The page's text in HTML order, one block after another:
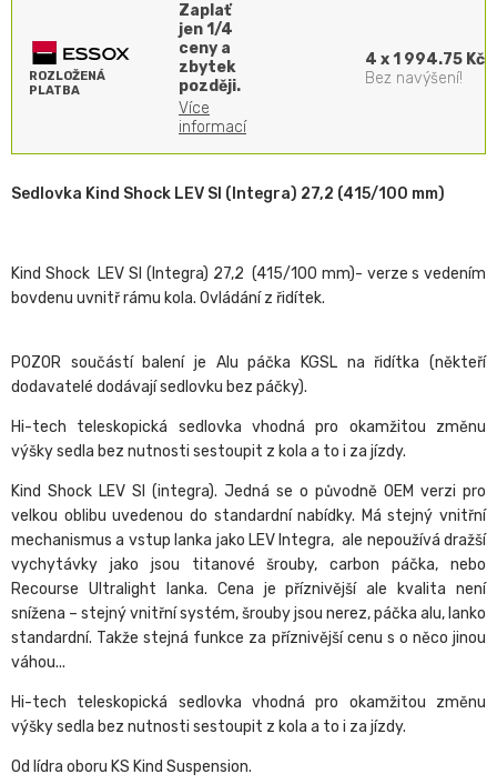
ROZLOŽENÁ
PLATBA
Zaplať
jen 1/4
ceny a
zbytek
později.
Více
informací
4 x 1 994.75 Kč
Bez navýšení!
Sedlovka Kind Shock LEV SI (Integra) 27,2 (415/100 mm)
Kind Shock LEV SI (Integra) 27,2 (415/100 mm)- verze s vedením
bovdenu uvnitř rámu kola. Ovládání z řidítek.
POZOR součástí balení je Alu páčka KGSL na řidítka (někteří
dodavatelé dodávají sedlovku bez páčky).
Hi-tech teleskopická sedlovka vhodná pro okamžitou změnu
výšky sedla bez nutnosti sestoupit z kola a to i za jízdy.
Kind Shock LEV SI (integra). Jedná se o původně OEM verzi pro
velkou oblibu uvedenou do standardní nabídky. Má stejný vnitřní
mechanismus a vstup lanka jako LEV Integra, ale nepoužívá dražší
vychytávky jako jsou titanové šrouby, carbon páčka, nebo
Recourse Ultralight lanka. Cena je příznivější ale kvalita není
snížena – stejný vnitřní systém, šrouby jsou nerez, páčka alu, lanko
standardní. Takže stejná funkce za příznivější cenu s o něco jinou
váhou...
Hi-tech teleskopická sedlovka vhodná pro okamžitou změnu
výšky sedla bez nutnosti sestoupit z kola a to i za jízdy.
Od lídra oboru KS Kind Suspension.